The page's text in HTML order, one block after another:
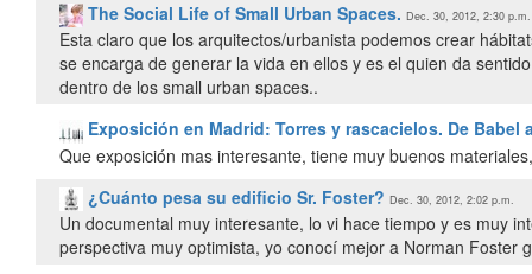
The Social Life of Small Urban Spaces. Dec. 30, 2012, 2:30 p.m.
Esta claro que los arquitectos/urbanista podemos crear
se encarga de generar la vida en ellos y es el quien da
dentro de los small urban spaces..
Exposición en Madrid: Torres y rascacielos. De Babel
Que exposición mas interesante, tiene muy buenos
¿Cuánto pesa su edificio Sr. Foster? Dec. 30, 2012, 2:02 p.m.
Un documental muy interesante, lo vi hace tiempo y es muy
perspectiva muy optimista, yo conocí mejor a Norman Foster